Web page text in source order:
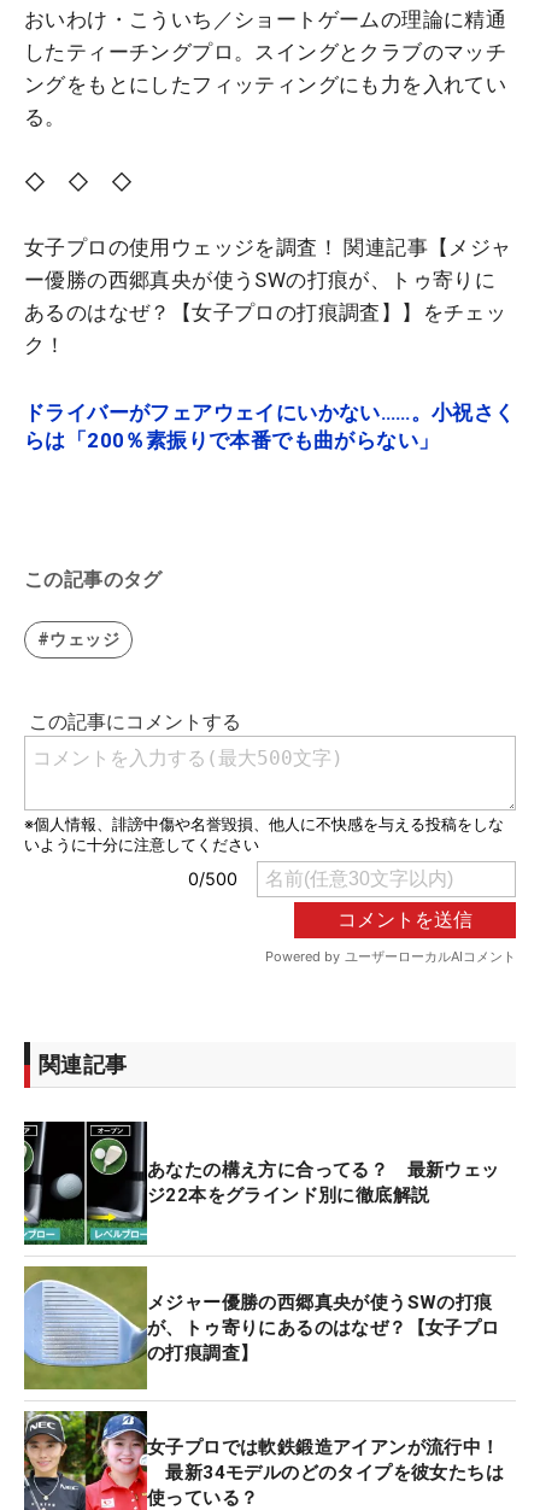
おいわけ・こういち／ショートゲームの理論に精通
したティーチングプロ。スイングとクラブのマッチ
ングをもとにしたフィッティングにも力を入れてい
る。
◇ ◇ ◇
女子プロの使用ウェッジを調査！ 関連記事【メジャ
ー優勝の西郷真央が使うSWの打痕が、トゥ寄りに
あるのはなぜ？【女子プロの打痕調査】】をチェッ
ク！
ドライバーがフェアウェイにいかない……。小祝さく
らは「200％素振りで本番でも曲がらない」
この記事のタグ
#ウェッジ
関連記事
あなたの構え方に合ってる？ 最新ウェッ
ジ22本をグラインド別に徹底解説
メジャー優勝の西郷真央が使うSWの打痕
が、トゥ寄りにあるのはなぜ？【女子プロ
の打痕調査】
女子プロでは軟鉄鍛造アイアンが流行中！
最新34モデルのどのタイプを彼女たちは
使っている？